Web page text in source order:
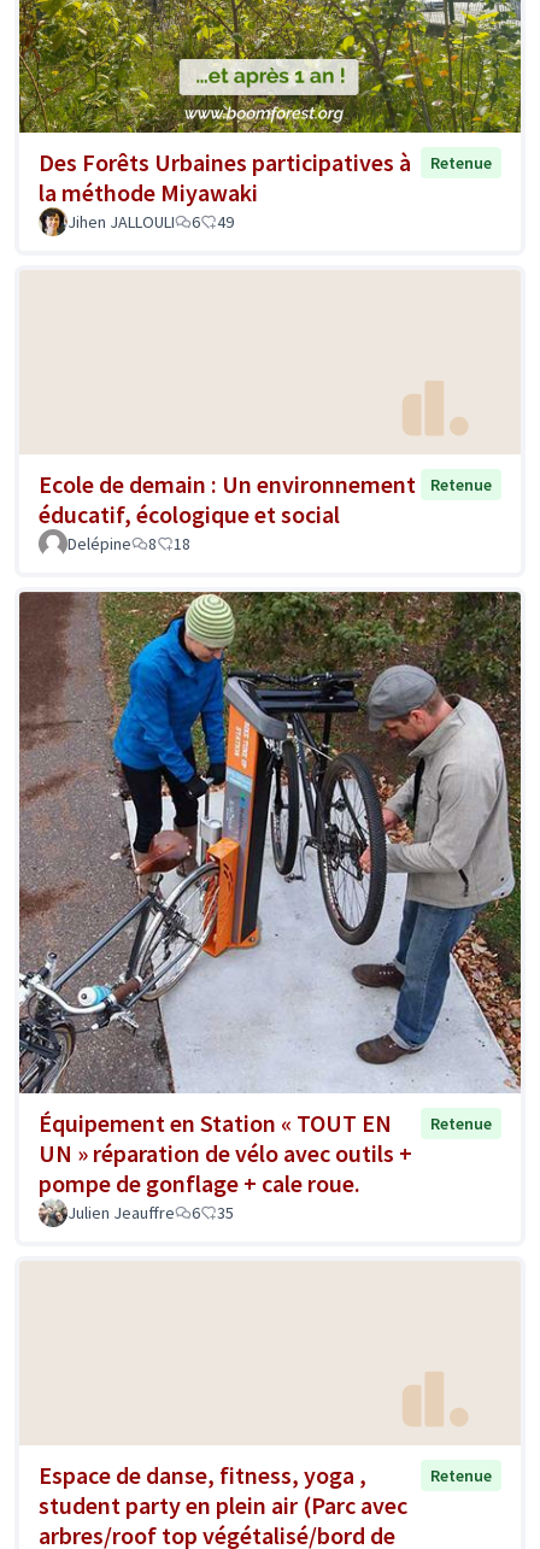
Des Forêts Urbaines participatives à
la méthode Miyawaki
Retenue
Jihen JALLOULI 6 49
Ecole de demain : Un environnement
éducatif, écologique et social
Retenue
Delépine 8 18
Équipement en Station « TOUT EN
UN » réparation de vélo avec outils +
pompe de gonflage + cale roue.
Retenue
Julien Jeauffre 6 35
Espace de danse, fitness, yoga ,
student party en plein air (Parc avec
arbres/roof top végétalisé/bord de
Retenue